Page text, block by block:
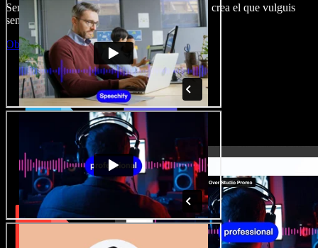
Sense corba d’aprenentatge, tot al navegador: crea el que vulguis
sense els límits de sempre.
Obre l'Studio